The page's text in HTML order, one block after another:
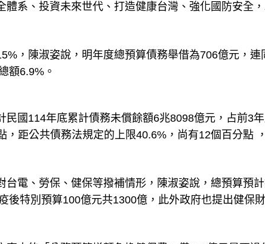
體系、投資未來世代、打造健康台灣、強化國防安全
，陳淑姿說，明年度總預算債務舉借為706億元，
額6.9%。
民國114年底累計債務未償餘額6兆8098億元，占前3
，距公共債務法規定的上限40.6%，尚有12個百分點
台電、勞保、健保等撥補情形，陳淑姿說，總預算預
後特別預算100億元共1300億，此外政府也提出健保